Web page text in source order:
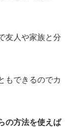
友人や家族と分
もできるのでカ
の方法を使えば